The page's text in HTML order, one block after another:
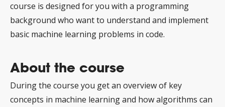
course is designed for you with a programming
background who want to understand and implement
basic machine learning problems in code.
About the course
During the course you get an overview of key
concepts in machine learning and how algorithms can